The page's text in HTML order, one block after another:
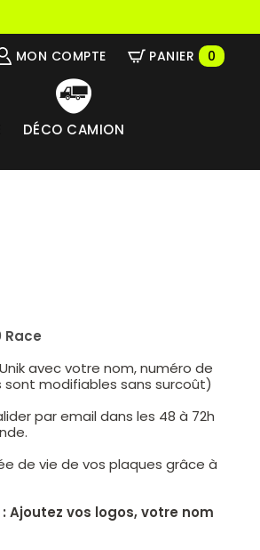
MON COMPTE PANIER 0
DÉCO CAMION
Race
avec votre nom, numéro de
sont modifiables sans surcoût)
par email dans les 48 à 72h
de vie de vos plaques grâce à
Ajoutez vos logos, votre nom